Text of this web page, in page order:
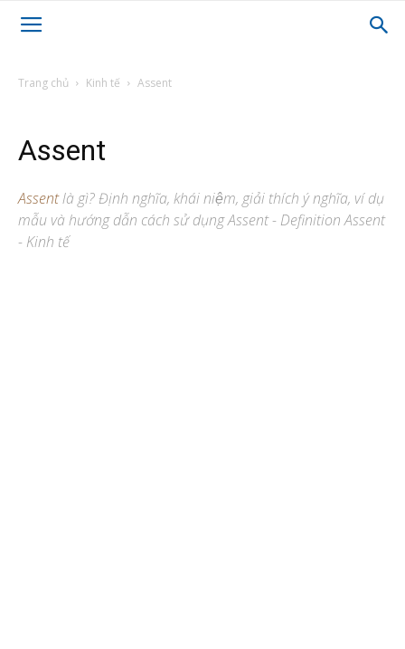
Trang chủ Kinh tế Assent
Assent
Assentlà gì? Định nghĩa, khái niệm, giải thích ý nghĩa, ví dụ
mẫu và hướng dẫn cách sử dụng Assent - Definition Assent
- Kinh tế